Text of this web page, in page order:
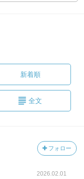
新着順
全文
フォロー
2026.02.01